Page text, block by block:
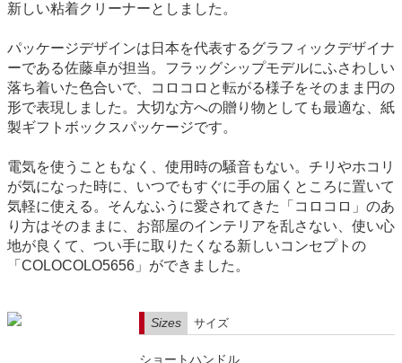
新しい粘着クリーナーとしました。
パッケージデザインは日本を代表するグラフィックデザイナ
ーである佐藤卓が担当。フラッグシップモデルにふさわしい
落ち着いた色合いで、コロコロと転がる様子をそのまま円の
形で表現しました。大切な方への贈り物としても最適な、紙
製ギフトボックスパッケージです。
電気を使うこともなく、使用時の騒音もない。チリやホコリ
が気になった時に、いつでもすぐに手の届くところに置いて
気軽に使える。そんなふうに愛されてきた「コロコロ」のあ
り方はそのままに、お部屋のインテリアを乱さない、使い心
地が良くて、つい手に取りたくなる新しいコンセプトの
「COLOCOLO5656」ができました。
Sizes サイズ
ショートハンドル